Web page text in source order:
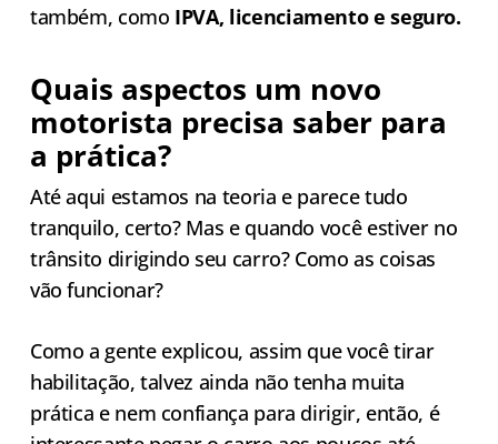
também, como IPVA, licenciamento e seguro.
Quais aspectos um novo
motorista precisa saber para
a prática?
Até aqui estamos na teoria e parece tudo
tranquilo, certo? Mas e quando você estiver no
trânsito dirigindo seu carro? Como as coisas
vão funcionar?
Como a gente explicou, assim que você tirar
habilitação, talvez ainda não tenha muita
prática e nem confiança para dirigir, então, é